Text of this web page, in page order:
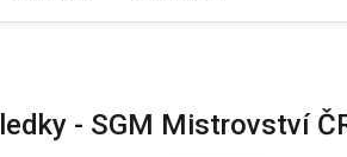
- SGM Mistrovství